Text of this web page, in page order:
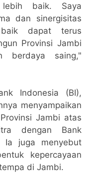
lebih baik. Saya
dan sinergisitas
dapat terus
Provinsi Jambi
berdaya saing,"
Indonesia (BI),
menyampaikan
Jambi atas
dengan Bank
Ia juga menyebut
kepercayaan
di Jambi.